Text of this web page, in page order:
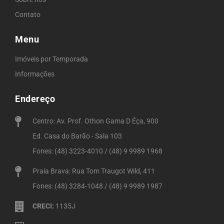
Contato
Menu
Imóveis por Temporada
Informações
Endereço
Centro: Av. Prof. Othon Gama D Éça, 900
Ed. Casa do Barão - Sala 103
Fones: (48) 3223-4010 / (48) 9 9989 1968
Praia Brava: Rua Tom Traugot Wild, 411
Fones: (48) 3284-1048 / (48) 9 9989 1987
CRECI: 1135J